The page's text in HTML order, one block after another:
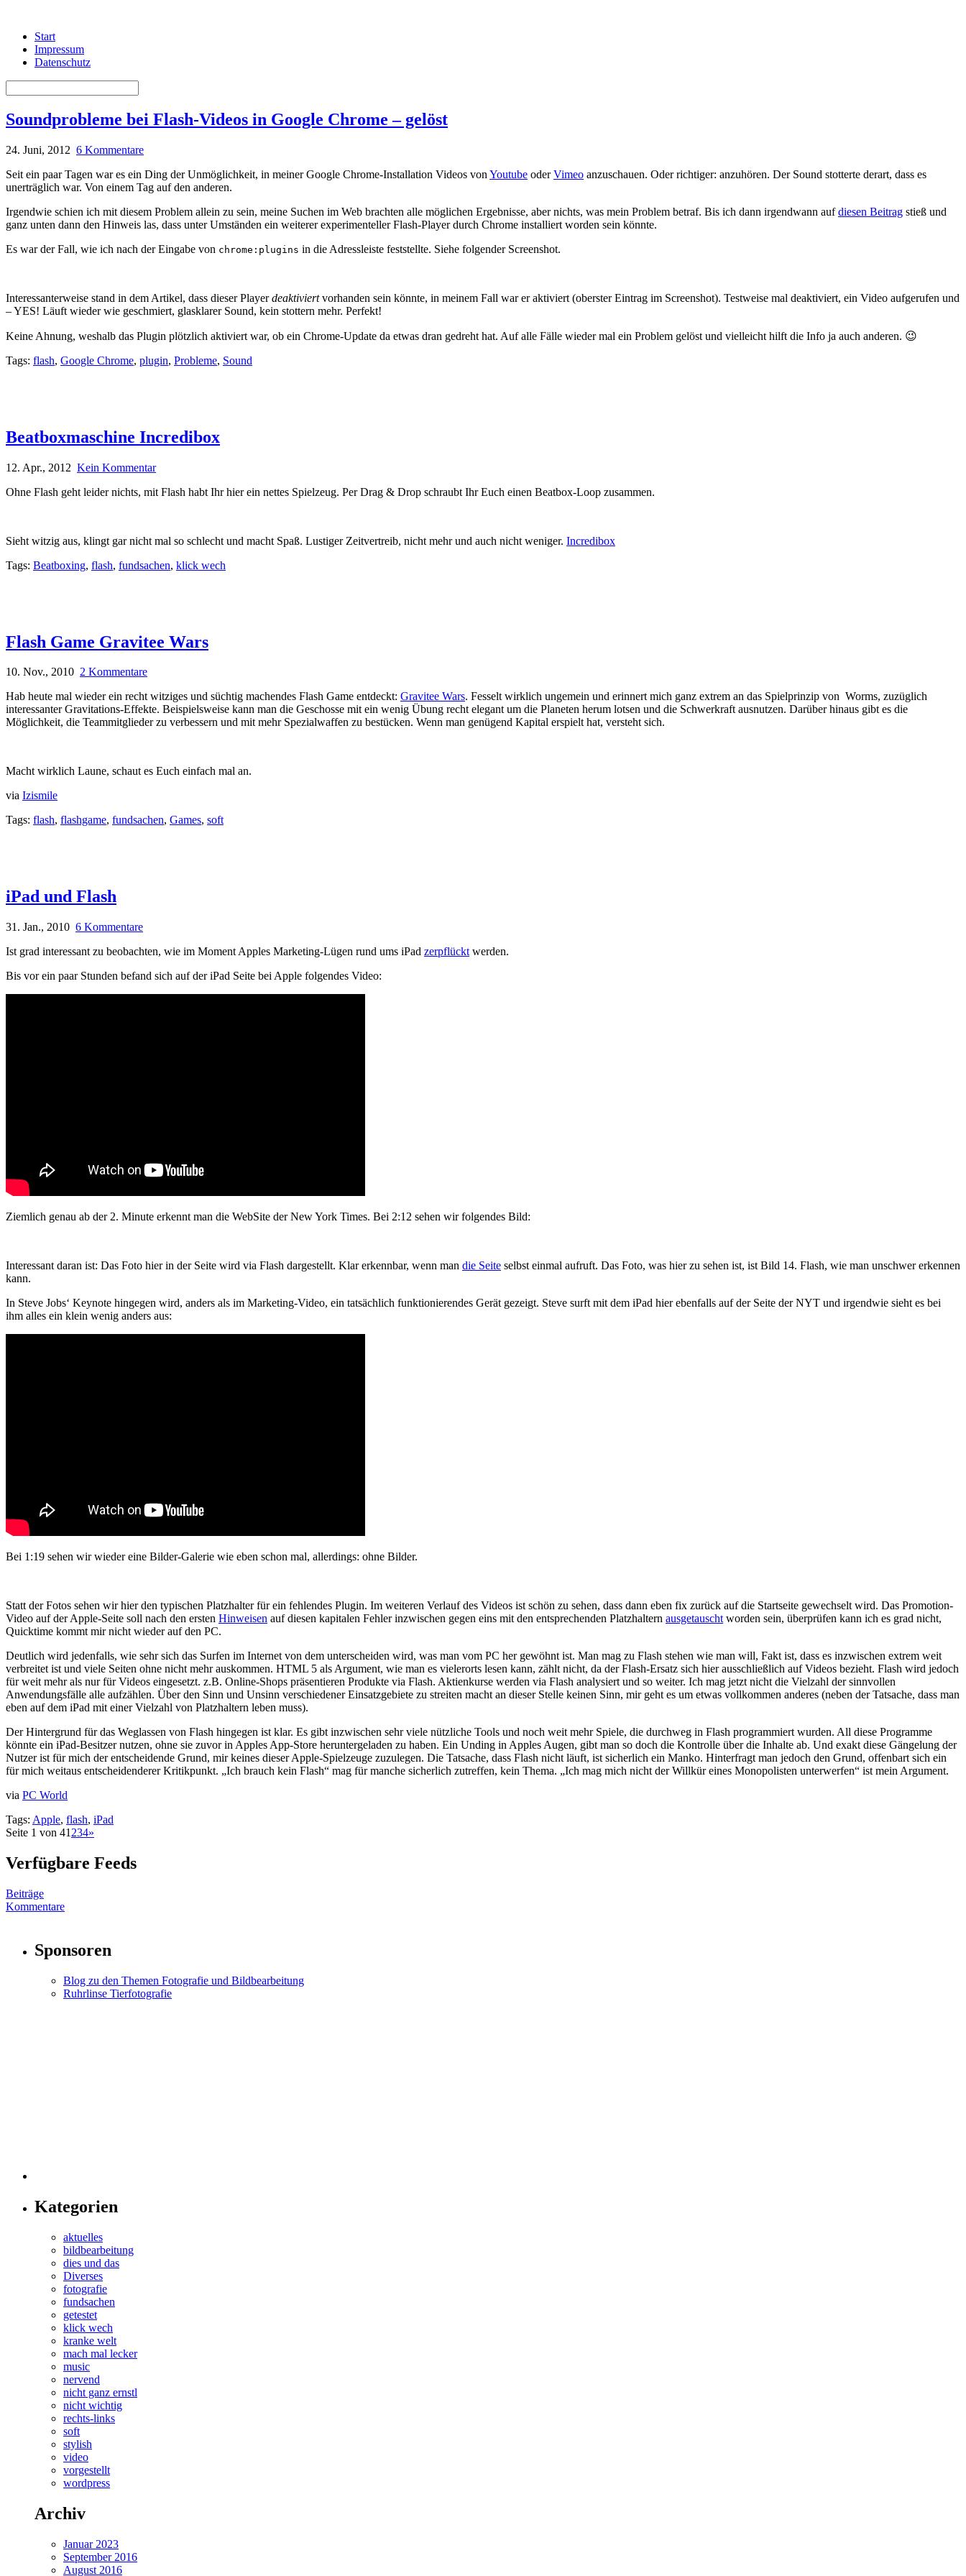
Start
Impressum
Datenschutz
Soundprobleme bei Flash-Videos in Google Chrome – gelöst
24. Juni, 2012 6 Kommentare
Seit ein paar Tagen war es ein Ding der Unmöglichkeit, in meiner Google Chrome-Installation Videos von Youtube oderVimeo anzuschauen. Oder richtiger: anzuhören. Der Sound stotterte derart, dass es
unerträglich war. Von einem Tag auf den anderen.
Irgendwie schien ich mit diesem Problem allein zu sein, meine Suchen im Web brachten alle möglichen Ergebnisse, aber nichts, was mein Problem betraf. Bis ich dann irgendwann aufdiesen Beitrag stieß und
ganz unten dann den Hinweis las, dass unter Umständen ein weiterer experimenteller Flash-Player durch Chrome installiert worden sein könnte.
Es war der Fall, wie ich nach der Eingabe von chrome:plugins in die Adressleiste feststellte. Siehe folgender Screenshot.
Interessanterweise stand in dem Artikel, dass dieser Playerdeaktiviertvorhanden sein könnte, in meinem Fall war er aktiviert (oberster Eintrag im Screenshot). Testweise mal deaktiviert, ein Video aufgerufen und
– YES! Läuft wieder wie geschmiert, glasklarer Sound, kein stottern mehr. Perfekt!
Keine Ahnung, weshalb das Plugin plötzlich aktiviert war, ob ein Chrome-Update da etwas dran gedreht hat. Auf alle Fälle wieder mal ein Problem gelöst und vielleicht hilft die Info ja auch anderen. 😉
Tags: flash, Google Chrome, plugin, Probleme, Sound
Beatboxmaschine Incredibox
12. Apr., 2012 Kein Kommentar
Ohne Flash geht leider nichts, mit Flash habt Ihr hier ein nettes Spielzeug. Per Drag & Drop schraubt Ihr Euch einen Beatbox-Loop zusammen.
Sieht witzig aus, klingt gar nicht mal so schlecht und macht Spaß. Lustiger Zeitvertreib, nicht mehr und auch nicht weniger. Incredibox
Tags: Beatboxing, flash, fundsachen, klick wech
Flash Game Gravitee Wars
10. Nov., 2010 2 Kommentare
Hab heute mal wieder ein recht witziges und süchtig machendes Flash Game entdeckt: Gravitee Wars. Fesselt wirklich ungemein und erinnert mich ganz extrem an das Spielprinzip von Worms, zuzüglich
interessanter Gravitations-Effekte. Beispielsweise kann man die Geschosse mit ein wenig Übung recht elegant um die Planeten herum lotsen und die Schwerkraft ausnutzen. Darüber hinaus gibt es die
Möglichkeit, die Teammitglieder zu verbessern und mit mehr Spezialwaffen zu bestücken. Wenn man genügend Kapital erspielt hat, versteht sich.
Macht wirklich Laune, schaut es Euch einfach mal an.
via Izismile
Tags: flash, flashgame, fundsachen, Games, soft
iPad und Flash
31. Jan., 2010 6 Kommentare
Ist grad interessant zu beobachten, wie im Moment Apples Marketing-Lügen rund ums iPad zerpflückt werden.
Bis vor ein paar Stunden befand sich auf der iPad Seite bei Apple folgendes Video:
Ziemlich genau ab der 2. Minute erkennt man die WebSite der New York Times. Bei 2:12 sehen wir folgendes Bild:
Interessant daran ist: Das Foto hier in der Seite wird via Flash dargestellt. Klar erkennbar, wenn man die Seite selbst einmal aufruft. Das Foto, was hier zu sehen ist, ist Bild 14. Flash, wie man unschwer erkennen
kann.
In Steve Jobs‘ Keynote hingegen wird, anders als im Marketing-Video, ein tatsächlich funktionierendes Gerät gezeigt. Steve surft mit dem iPad hier ebenfalls auf der Seite der NYT und irgendwie sieht es bei
ihm alles ein klein wenig anders aus:
Bei 1:19 sehen wir wieder eine Bilder-Galerie wie eben schon mal, allerdings: ohne Bilder.
Statt der Fotos sehen wir hier den typischen Platzhalter für ein fehlendes Plugin. Im weiteren Verlauf des Videos ist schön zu sehen, dass dann eben fix zurück auf die Startseite gewechselt wird. Das Promotion-
Video auf der Apple-Seite soll nach den ersten Hinweisen auf diesen kapitalen Fehler inzwischen gegen eins mit den entsprechenden Platzhaltern ausgetauscht worden sein, überprüfen kann ich es grad nicht,
Quicktime kommt mir nicht wieder auf den PC.
Deutlich wird jedenfalls, wie sehr sich das Surfen im Internet von dem unterscheiden wird, was man vom PC her gewöhnt ist. Man mag zu Flash stehen wie man will, Fakt ist, dass es inzwischen extrem weit
verbreitet ist und viele Seiten ohne nicht mehr auskommen. HTML 5 als Argument, wie man es vielerorts lesen kann, zählt nicht, da der Flash-Ersatz sich hier ausschließlich auf Videos bezieht. Flash wird jedoch
für weit mehr als nur für Videos eingesetzt. z.B. Online-Shops präsentieren Produkte via Flash. Aktienkurse werden via Flash analysiert und so weiter. Ich mag jetzt nicht die Vielzahl der sinnvollen
Anwendungsfälle alle aufzählen. Über den Sinn und Unsinn verschiedener Einsatzgebiete zu streiten macht an dieser Stelle keinen Sinn, mir geht es um etwas vollkommen anderes (neben der Tatsache, dass man
eben auf dem iPad mit einer Vielzahl von Platzhaltern leben muss).
Der Hintergrund für das Weglassen von Flash hingegen ist klar. Es gibt inzwischen sehr viele nützliche Tools und noch weit mehr Spiele, die durchweg in Flash programmiert wurden. All diese Programme
könnte ein iPad-Besitzer nutzen, ohne sie zuvor in Apples App-Store heruntergeladen zu haben. Ein Unding in Apples Augen, gibt man so doch die Kontrolle über die Inhalte ab. Und exakt diese Gängelung der
Nutzer ist für mich der entscheidende Grund, mir keines dieser Apple-Spielzeuge zuzulegen. Die Tatsache, dass Flash nicht läuft, ist sicherlich ein Manko. Hinterfragt man jedoch den Grund, offenbart sich ein
für mich weitaus entscheidenderer Kritikpunkt. „Ich brauch kein Flash“ mag für manche sicherlich zutreffen, kein Thema. „Ich mag mich nicht der Willkür eines Monopolisten unterwerfen“ ist mein Argument.
via PC World
Tags: Apple, flash, iPad
Seite 1 von 41 234»
Verfügbare Feeds
Beiträge
Kommentare
Sponsoren
Blog zu den Themen Fotografie und Bildbearbeitung
Ruhrlinse Tierfotografie
Kategorien
aktuelles
bildbearbeitung
dies und das
Diverses
fotografie
fundsachen
getestet
klick wech
kranke welt
mach mal lecker
music
nervend
nicht ganz ernstl
nicht wichtig
rechts-links
soft
stylish
video
vorgestellt
wordpress
Archiv
Januar 2023
September 2016
August 2016